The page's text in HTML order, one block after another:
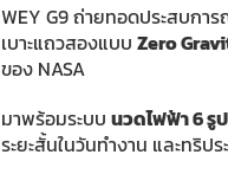
WEY G9 ถ่ายทอดประสบกา
เบาะแถวสองแบบ Zero
ของ NASA
มาพร้อมระบบ นวดไฟฟ้า 6 รู
ระยะสั้นในวันทำงาน และทริป